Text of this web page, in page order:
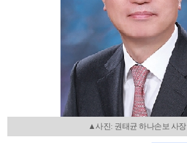
▲사진: 권태균 하나손보 사장